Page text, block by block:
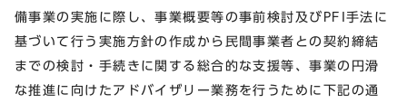
備事業の実施に際し、事業概要等の事前検討及びPFI手法に
基づいて行う実施方針の作成から民間事業者との契約締結
までの検討・手続きに関する総合的な支援等、事業の円滑
な推進に向けたアドバイザリー業務を行うために下記の通